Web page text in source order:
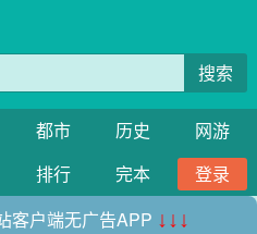
搜索
都市 历史
网游
排行 完本
登录
客户端无广告APP ↓↓↓